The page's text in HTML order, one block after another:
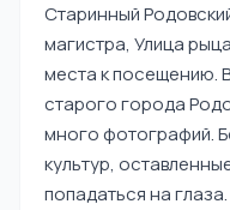
Старинный
магистра, Улица
места к посещению.
старого города
много фотографий.
культур,
попадаться на